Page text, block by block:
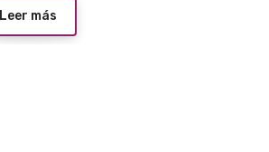
Leer más